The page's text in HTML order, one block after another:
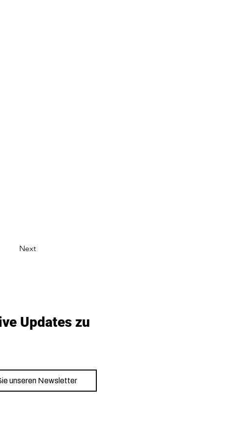
Next
Updates zu
unseren Newsletter